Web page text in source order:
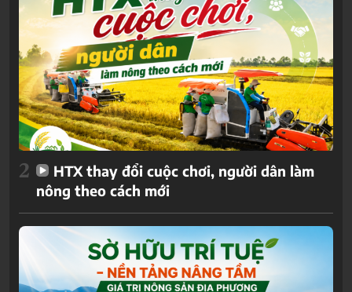
2
HTX thay đổi cuộc chơi, người dân làm
nông theo cách mới